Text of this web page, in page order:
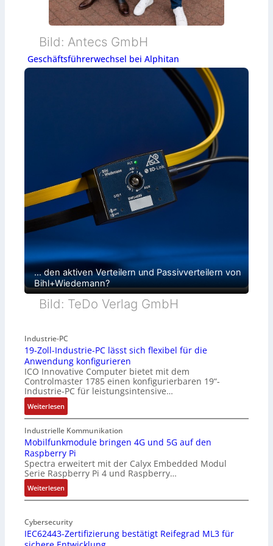
Bild: Antecs GmbH
Geschäftsführerwechsel bei Alphitan
… den aktiven Verteilern und Passivverteilern von
Bihl+Wiedemann?
Bild: TeDo Verlag GmbH
Industrie-PC
19-Zoll-Industrie-PC lässt sich flexibel für die
Anwendung konfigurieren
ICO Innovative Computer bietet mit dem
Controlmaster 1785 einen konfigurierbaren 19“-
Industrie-PC für leistungsintensive…
Weiterlesen:
1
9
-
Z
o
l
l
-
n
d
Industrielle Kommunikation
Mobilfunkmodule bringen 4G und 5G auf den
Raspberry Pi
Spectra erweitert mit der Calyx Embedded Modul
Serie Raspberry Pi 4 und Raspberry…
Weiterlesen:
M
b
i
Cybersecurity
IEC62443-Zertifizierung bestätigt Reifegrad ML3 für